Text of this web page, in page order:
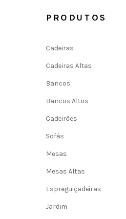
PRODUTOS
Cadeiras
Cadeiras Altas
Bancos
Bancos Altos
Cadeirões
Sofás
Mesas
Mesas Altas
Espreguiçadeiras
Jardim